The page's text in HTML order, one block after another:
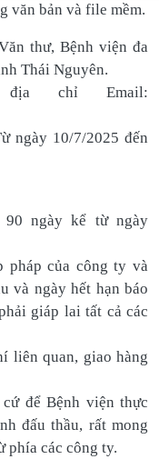
văn bản và file mềm.
thư, Bệnh viện đa
Thái Nguyên.
chỉ Email:
ngày 10/7/2025 đến
ngày kể từ ngày
pháp của công ty và
và ngày hết hạn báo
giáp lai tất cả các
liên quan, giao hàng
để Bệnh viện thực
đấu thầu, rất mong
phía các công ty.